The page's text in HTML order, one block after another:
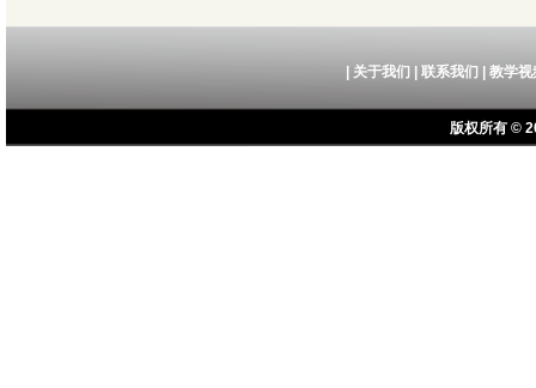
关于我们 联系我们 教学视
版权所有 ©